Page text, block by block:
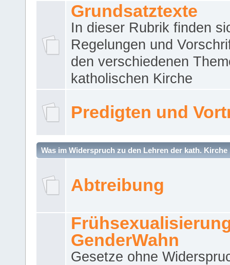
Grundsatztexte
In dieser Rubrik finden
Regelungen und
den verschiedenen
katholischen Kirche
Predigten und
Was im Widerspruch zu den Lehren der kath. Kirche
Abtreibung
GenderWahn
Gesetze ohne